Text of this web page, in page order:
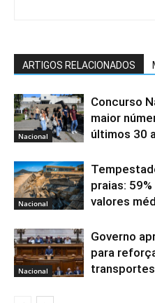
ARTIGOS RELACIONADOS
Nacional
Concurso
maior
últimos 30
Nacional
praias:
valores
Nacional
Governo
para